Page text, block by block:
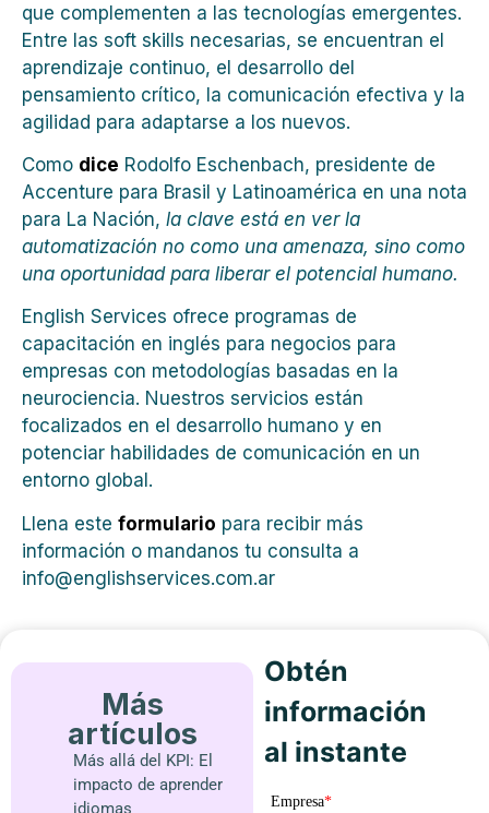
que complementen a las tecnologías emergentes.
Entre las soft skills necesarias, se encuentran el
aprendizaje continuo, el desarrollo del
pensamiento crítico, la comunicación efectiva y la
agilidad para adaptarse a los nuevos.
Como dice Rodolfo Eschenbach, presidente de
Accenture para Brasil y Latinoamérica en una nota
para La Nación, la clave está en ver la
automatización no como una amenaza, sino como
una oportunidad para liberar el potencial humano.
English Services ofrece programas de
capacitación en inglés para negocios para
empresas con metodologías basadas en la
neurociencia. Nuestros servicios están
focalizados en el desarrollo humano y en
potenciar habilidades de comunicación en un
entorno global.
Llena este formulario para recibir más
información o mandanos tu consulta a
info@englishservices.com.ar
Más
artículos
Más allá del KPI: El
impacto de aprender
idiomas
Obtén
información
al instante
Empresa*